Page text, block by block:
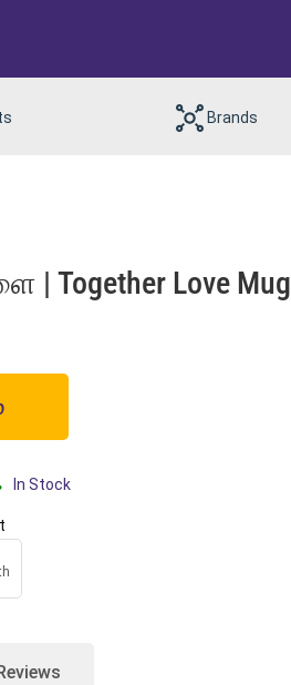
Brands
Together Love Mug
In Stock
Reviews